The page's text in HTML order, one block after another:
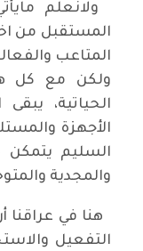
ولانعلم
المستقبل من
المتاعب
ولكن مع كل
الحياتية،
الأجهزة
السليم يتمكن
والمجدية
هنا في
التفعيل